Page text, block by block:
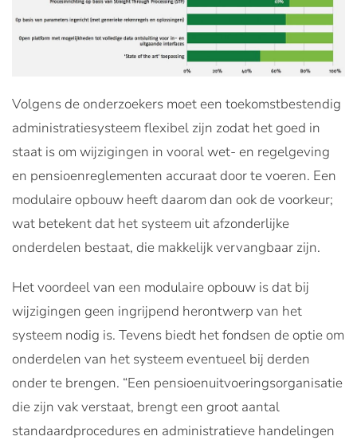
Volgens de onderzoekers moet een toekomstbestendig
administratiesysteem flexibel zijn zodat het goed in
staat is om wijzigingen in vooral wet- en regelgeving
en pensioenreglementen accuraat door te voeren. Een
modulaire opbouw heeft daarom dan ook de voorkeur;
wat betekent dat het systeem uit afzonderlijke
onderdelen bestaat, die makkelijk vervangbaar zijn.
Het voordeel van een modulaire opbouw is dat bij
wijzigingen geen ingrijpend herontwerp van het
systeem nodig is. Tevens biedt het fondsen de optie om
onderdelen van het systeem eventueel bij derden
onder te brengen. “Een pensioenuitvoeringsorganisatie
die zijn vak verstaat, brengt een groot aantal
standaardprocedures en administratieve handelingen